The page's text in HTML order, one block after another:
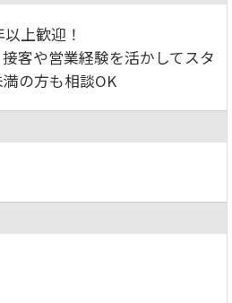
上歓迎！
客や営業経験を活かしてスタ
の方も相談OK